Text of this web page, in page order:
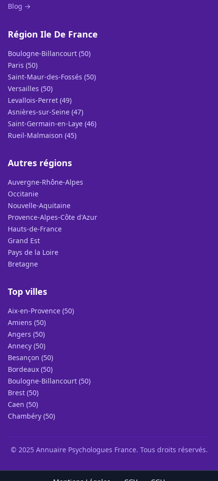
Blog →
Région Ile De France
Boulogne-Billancourt (50)
Paris (50)
Saint-Maur-des-Fossés (50)
Versailles (50)
Levallois-Perret (49)
Asnières-sur-Seine (47)
Saint-Germain-en-Laye (46)
Rueil-Malmaison (45)
Autres régions
Auvergne-Rhône-Alpes
Occitanie
Nouvelle-Aquitaine
Provence-Alpes-Côte d'Azur
Hauts-de-France
Grand Est
Pays de la Loire
Bretagne
Top villes
Aix-en-Provence (50)
Amiens (50)
Angers (50)
Annecy (50)
Besançon (50)
Bordeaux (50)
Boulogne-Billancourt (50)
Brest (50)
Caen (50)
Chambéry (50)
© 2025 Annuaire Psychologues France. Tous droits réservés.